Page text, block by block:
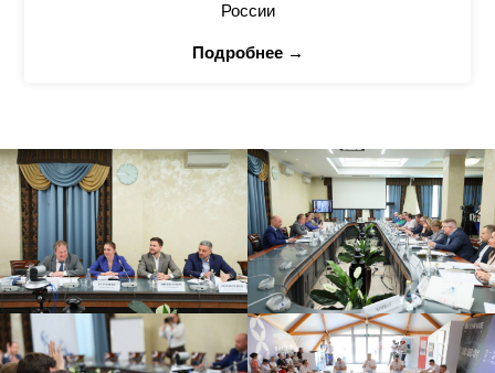
России
Подробнее →